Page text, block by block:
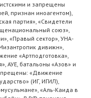
и запрещены
признан иноагентом),
партия», «Свидетели
союз»,
«Правый сектор», УНА-
дивижн»,
«Артподготовка»,
АУЕ, батальоны «Азов» и
«Движение
(ИГ, ИГИЛ),
«Аль-Каида в